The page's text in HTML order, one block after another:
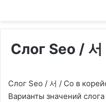
Слог Seo /
Слог Seo / 서 / Со в
Варианты значений